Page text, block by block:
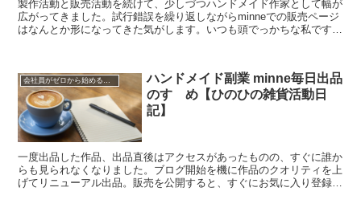
製作活動と販売活動を続けて、少しづつハンドメイド作家として幅が
広がってきました。試行錯誤を繰り返しながらminneでの販売ページ
はなんとか形になってきた気がします。いつも頭でっかちな私です
会社員がゼロから始めるハンドメイド活動
ハンドメイド副業 minne毎日出品
のすゝめ【ひのひの雑貨活動日
記】
一度出品した作品、出品直後はアクセスがあったものの、すぐに誰か
らも見られなくなりました。ブログ開始を機に作品のクオリティを上
げてリニューアル出品。販売を公開すると、すぐにお気に入り登録さ